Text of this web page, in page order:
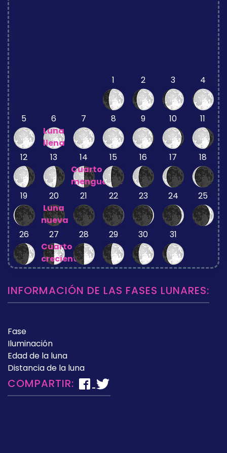
1 2 3 4
5
6
Luna
llena
7 8 9 10 11
12 13
14
Cuarto
menguante
15 16 17 18
19
20
Luna
nueva
21 22 23 24 25
26
27
Cuarto
creciente
28 29 30 31
INFORMACIÓN DE LAS FASES LUNARES:
Fase
Iluminación
Edad de la luna
Distancia de la luna
COMPARTIR: